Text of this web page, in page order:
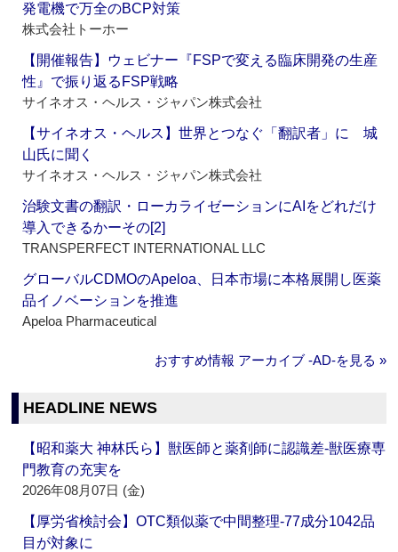
発電機で万全のBCP対策
株式会社トーホー
【開催報告】ウェビナー『FSPで変える臨床開発の生産
性』で振り返るFSP戦略
サイネオス・ヘルス・ジャパン株式会社
【サイネオス・ヘルス】世界とつなぐ「翻訳者」に 城
山氏に聞く
サイネオス・ヘルス・ジャパン株式会社
治験文書の翻訳・ローカライゼーションにAIをどれだけ
導入できるかーその[2]
TRANSPERFECT INTERNATIONAL LLC
グローバルCDMOのApeloa、日本市場に本格展開し医薬
品イノベーションを推進
Apeloa Pharmaceutical
おすすめ情報 アーカイブ ‐AD‐を見る »
HEADLINE NEWS
【昭和薬大 神林氏ら】獣医師と薬剤師に認識差‐獣医療専
門教育の充実を
2026年08月07日 (金)
【厚労省検討会】OTC類似薬で中間整理‐77成分1042品
目が対象に